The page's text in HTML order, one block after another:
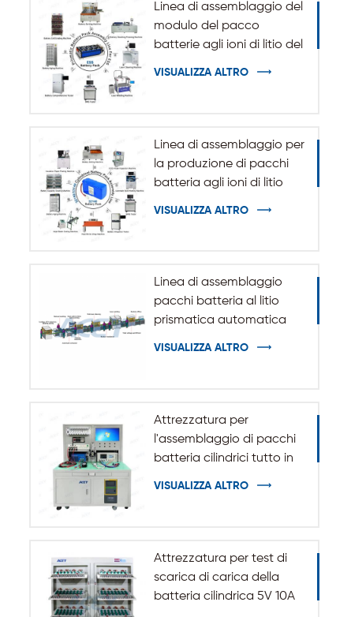
Linea di assemblaggio del
modulo del pacco
batterie agli ioni di litio del
VISUALIZZA ALTRO
Linea di assemblaggio per
la produzione di pacchi
batteria agli ioni di litio
VISUALIZZA ALTRO
Linea di assemblaggio
pacchi batteria al litio
prismatica automatica
VISUALIZZA ALTRO
Attrezzatura per
l'assemblaggio di pacchi
batteria cilindrici tutto in
VISUALIZZA ALTRO
Attrezzatura per test di
scarica di carica della
batteria cilindrica 5V 10A